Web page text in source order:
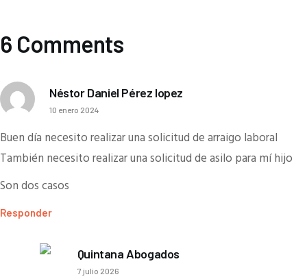
6 Comments
Néstor Daniel Pérez lopez
10 enero 2024
Buen día necesito realizar una solicitud de arraigo laboral
También necesito realizar una solicitud de asilo para mí hijo
Son dos casos
Responder
Quintana Abogados
7 julio 2026